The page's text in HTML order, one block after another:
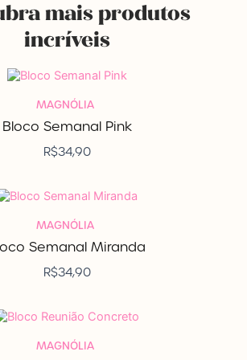
mais produtos
incríveis
MAGNÓLIA
Bloco Semanal Pink
R$34,90
MAGNÓLIA
Semanal Miranda
R$34,90
MAGNÓLIA